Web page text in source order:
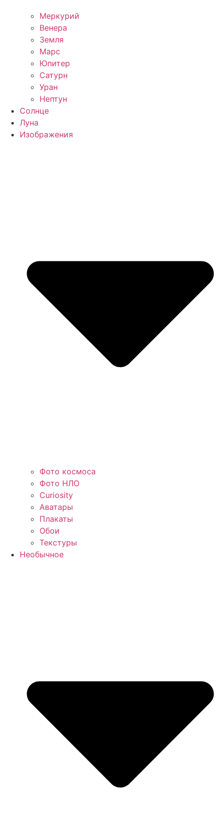
Меркурий
Венера
Земля
Марс
Юпитер
Сатурн
Уран
Нептун
Солнце
Луна
Изображения
Фото космоса
Фото НЛО
Curiosity
Аватары
Плакаты
Обои
Текстуры
Необычное